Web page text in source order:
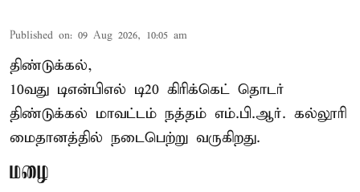
Published on: 09 Aug 2026, 10:05 am
திண்டுக்கல்,
10வது டிஎன்பிஎல் டி20 கிரிக்கெட் தொடர்
திண்டுக்கல் மாவட்டம் நத்தம் எம்.பி.ஆர். கல்லூரி
மைதானத்தில் நடைபெற்று வருகிறது.
மழை